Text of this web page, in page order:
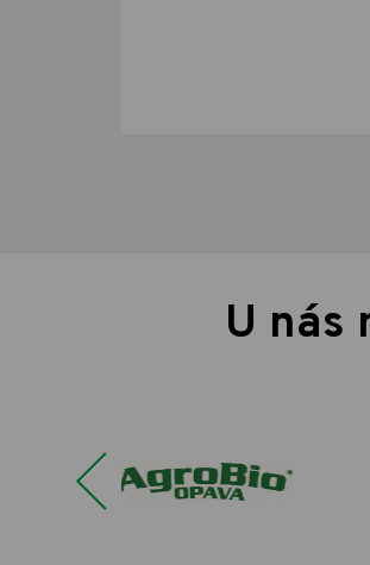
U nás